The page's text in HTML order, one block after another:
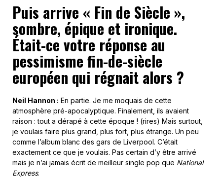
Puis arrive « Fin de Siècle »,
sombre, épique et ironique.
Était-ce votre réponse au
pessimisme fin-de-siècle
européen qui régnait alors ?
Neil Hannon : En partie. Je me moquais de cette
atmosphère pré-apocalyptique. Finalement, ils avaient
raison : tout a dérapé à cette époque ! (rires) Mais surtout,
je voulais faire plus grand, plus fort, plus étrange. Un peu
comme l’album blanc des gars de Liverpool. C’était
exactement ce que je voulais. Pas certain d’y être arrivé
mais je n’ai jamais écrit de meilleur single pop que National
Express.